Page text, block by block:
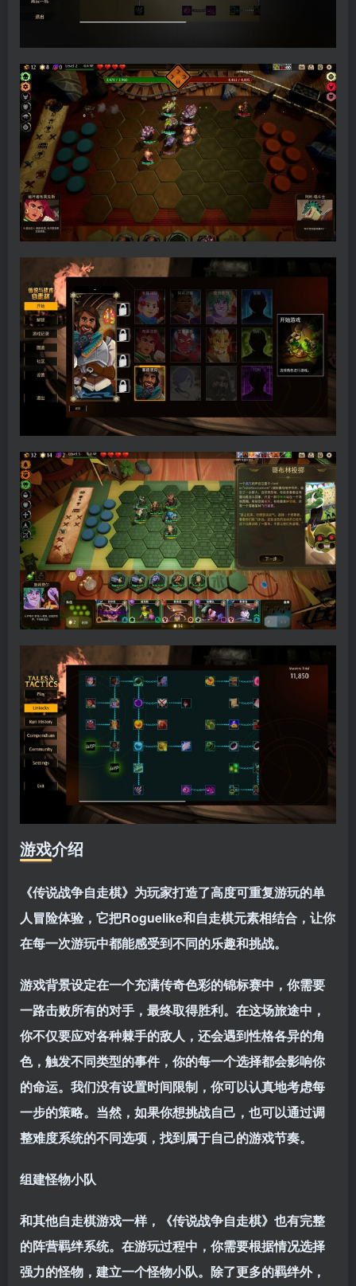
游戏介绍
《传说战争自走棋》为玩家打造了高度可重复游玩的单
人冒险体验，它把Roguelike和自走棋元素相结合，让你
在每一次游玩中都能感受到不同的乐趣和挑战。
游戏背景设定在一个充满传奇色彩的锦标赛中，你需要
一路击败所有的对手，最终取得胜利。在这场旅途中，
你不仅要应对各种棘手的敌人，还会遇到性格各异的角
色，触发不同类型的事件，你的每一个选择都会影响你
的命运。我们没有设置时间限制，你可以认真地考虑每
一步的策略。当然，如果你想挑战自己，也可以通过调
整难度系统的不同选项，找到属于自己的游戏节奏。
组建怪物小队
和其他自走棋游戏一样，《传说战争自走棋》也有完整
的阵营羁绊系统。在游玩过程中，你需要根据情况选择
强力的怪物，建立一个怪物小队。除了更多的羁绊外，